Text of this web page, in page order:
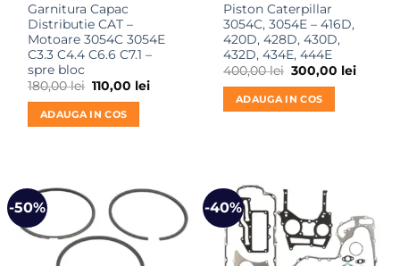
Garnitura Capac
Distributie CAT –
Motoare 3054C 3054E
C3.3 C4.4 C6.6 C7.1 –
spre bloc
180,00lei Prețul
inițial
a
fost:
180,00 lei.
110,00 leiPrețul
ADAUGA IN COS
Piston Caterpillar
3054C, 3054E – 416D,
420D, 428D, 430D,
432D, 434E, 444E
400,00lei Prețul
inițial
a
fost:
400,00 lei.
300,00 leiPrețul
ADAUGA IN COS
-50% -40%